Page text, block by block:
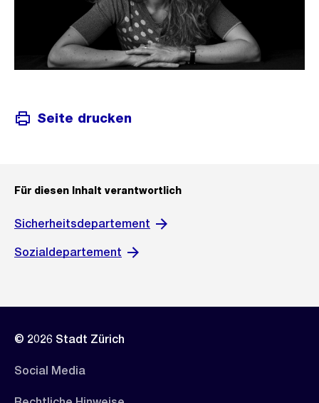
Seite drucken
Für diesen Inhalt verantwortlich
Sicherheitsdepartement
Sozialdepartement
© 2026 Stadt Zürich
Social Media